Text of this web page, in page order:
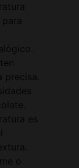
precisa.
es
o